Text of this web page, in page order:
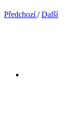
Předchozí / Další